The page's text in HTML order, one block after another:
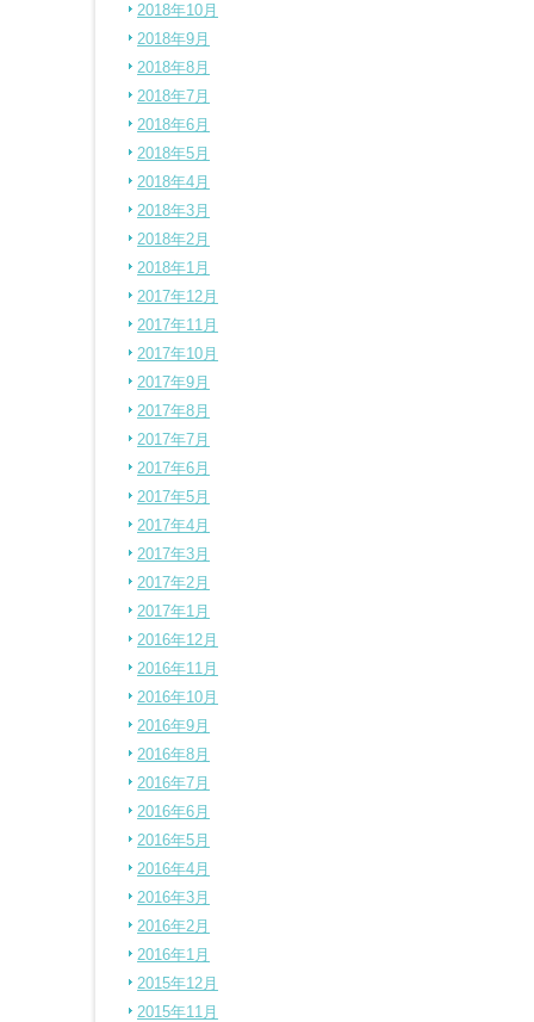
2018年10月
2018年9月
2018年8月
2018年7月
2018年6月
2018年5月
2018年4月
2018年3月
2018年2月
2018年1月
2017年12月
2017年11月
2017年10月
2017年9月
2017年8月
2017年7月
2017年6月
2017年5月
2017年4月
2017年3月
2017年2月
2017年1月
2016年12月
2016年11月
2016年10月
2016年9月
2016年8月
2016年7月
2016年6月
2016年5月
2016年4月
2016年3月
2016年2月
2016年1月
2015年12月
2015年11月